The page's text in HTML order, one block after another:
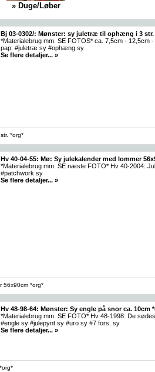
» Duge/Løber
Bj 03-0302/: Mønster: sy juletræ til ophæng i 3 str.
*Materialebrug mm. SE FOTOS* ca. 7,5cm - 12,5cm
pap. #juletræ sy #ophæng sy
Se flere detaljer... »
*org*
Hv 40-04-55: Mø: Sy julekalender med lommer
*Materialebrug mm. SE næste FOTO* Hv 40-2004:
#patchwork sy
Se flere detaljer... »
56x90cm *org*
Hv 48-98-64: Mønster: Sy engle på snor ca. 10cm
*Materialebrug mm. SE FOTO* Hv 48-1998: De
#engle sy #julepynt sy #uro sy #7 fors. sy
Se flere detaljer... »